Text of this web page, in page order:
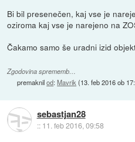
Bi bil presenečen, kaj vse je
oziroma kaj vse je narejeno na
Čakamo samo še uradni izid
Zgodovina sprememb…
premaknilod:Mavrik (13. feb 2016 ob
sebastjan28
:: 11. feb 2016, 09:58